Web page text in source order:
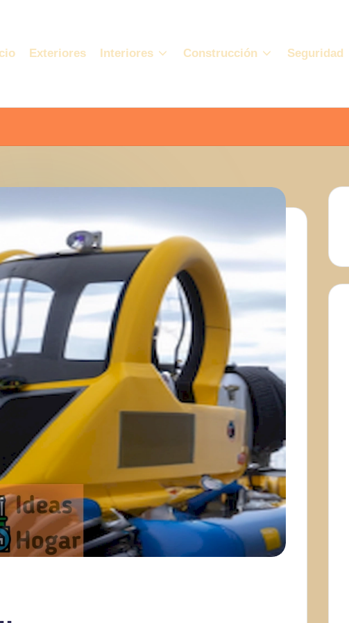
Exteriores Interiores Construcción Seguridad